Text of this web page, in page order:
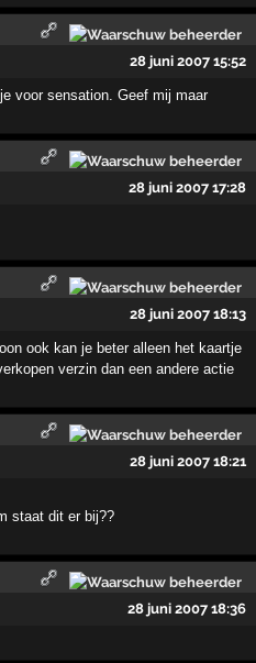
28 juni 2007 15:52
voor sensation. Geef mij maar
28 juni 2007 17:28
28 juni 2007 18:13
ook kan je beter alleen het kaartje
verzin dan een andere actie
28 juni 2007 18:21
staat dit er bij??
28 juni 2007 18:36